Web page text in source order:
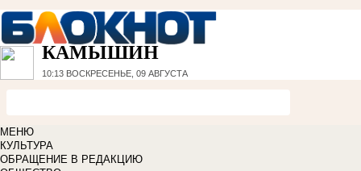
КАМЫШИН
10:13 ВОСКРЕСЕНЬЕ, 09 АВГУСТА
МЕНЮ
КУЛЬТУРА
ОБРАЩЕНИЕ В РЕДАКЦИЮ